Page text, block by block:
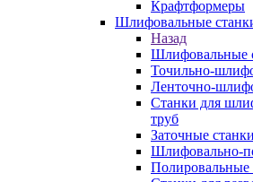
Крафтформеры
Шлифовальные
Назад
Шлифовальные
Точильно-
Ленточно-
Станки для
труб
Заточные станки
Шлифовально-
Полировальные